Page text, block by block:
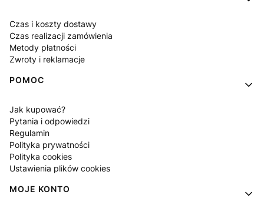
Czas i koszty dostawy
Czas realizacji zamówienia
Metody płatności
Zwroty i reklamacje
POMOC
Jak kupować?
Pytania i odpowiedzi
Regulamin
Polityka prywatności
Polityka cookies
Ustawienia plików cookies
MOJE KONTO